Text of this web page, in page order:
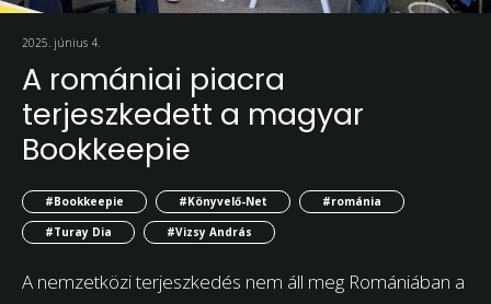
2025. június 4.
A romániai piacra
terjeszkedett a magyar
Bookkeepie
#Bookkeepie #Könyvelő-Net
#románia
#Turay Dia
#Vizsy András
A nemzetközi terjeszkedés nem áll meg Romániában a